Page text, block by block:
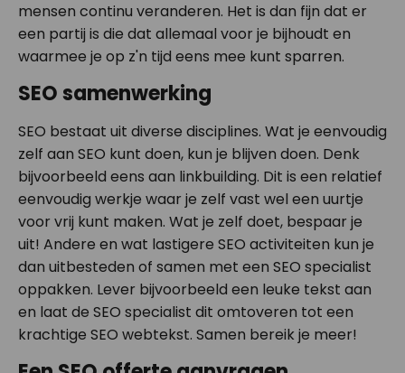
mensen continu veranderen. Het is dan fijn dat er
een partij is die dat allemaal voor je bijhoudt en
waarmee je op z'n tijd eens mee kunt sparren.
SEO samenwerking
SEO bestaat uit diverse disciplines. Wat je eenvoudig
zelf aan SEO kunt doen, kun je blijven doen. Denk
bijvoorbeeld eens aan linkbuilding. Dit is een relatief
eenvoudig werkje waar je zelf vast wel een uurtje
voor vrij kunt maken. Wat je zelf doet, bespaar je
uit! Andere en wat lastigere SEO activiteiten kun je
dan uitbesteden of samen met een SEO specialist
oppakken. Lever bijvoorbeeld een leuke tekst aan
en laat de SEO specialist dit omtoveren tot een
krachtige SEO webtekst. Samen bereik je meer!